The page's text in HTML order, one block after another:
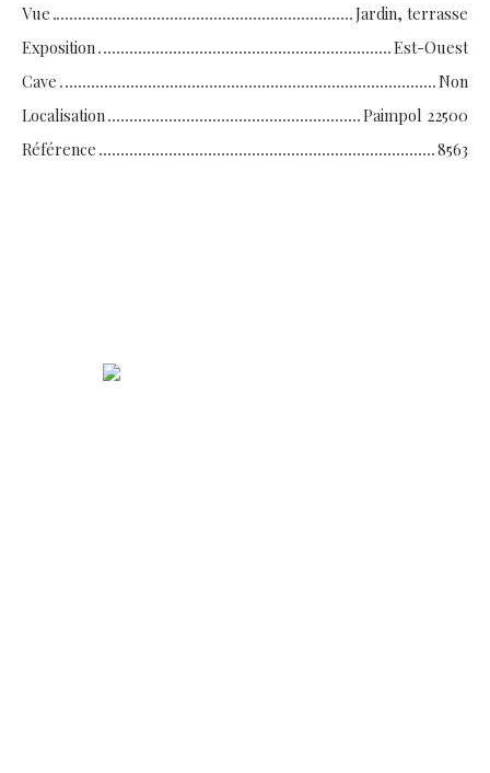
Vue
Jardin, terrasse
Exposition
Est-Ouest
Cave
Non
Localisation
Paimpol 22500
Référence
8563